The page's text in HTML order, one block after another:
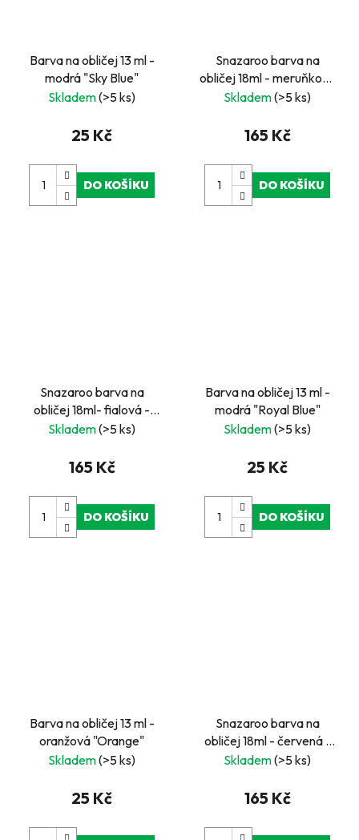
Barva na obličej 13 ml -
modrá "Sky Blue"
Skladem(>5 ks)
25 Kč
DO KOŠÍKU
Snazaroo barva na
obličej 18ml - meruňková
- "Apricot"
Skladem(>5 ks)
165 Kč
DO KOŠÍKU
Snazaroo barva na
obličej 18ml- fialová -
"Lilac
Skladem(>5 ks)
165 Kč
DO KOŠÍKU
Barva na obličej 13 ml -
modrá "Royal Blue"
Skladem(>5 ks)
25 Kč
DO KOŠÍKU
Barva na obličej 13 ml -
oranžová "Orange"
Skladem(>5 ks)
25 Kč
Snazaroo barva na
obličej 18ml - červená -
"Bright Red"
Skladem(>5 ks)
165 Kč